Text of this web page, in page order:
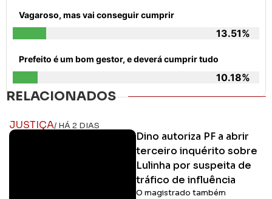
Vagaroso, mas vai conseguir cumprir
13.51%
Prefeito é um bom gestor, e deverá cumprir tudo
10.18%
RELACIONADOS
JUSTIÇA/ HÁ 2 DIAS
Dino autoriza PF a abrir
terceiro inquérito sobre
Lulinha por suspeita de
tráfico de influência
O magistrado também